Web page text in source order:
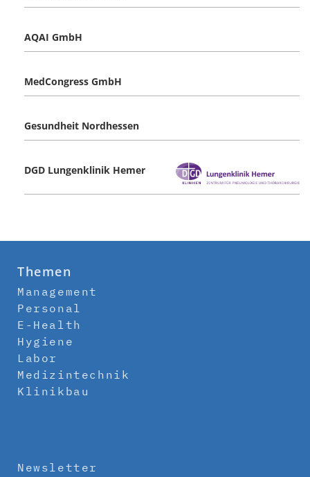
AQAI GmbH
MedCongress GmbH
Gesundheit Nordhessen
DGD Lungenklinik Hemer
Themen
Management
Personal
E-Health
Hygiene
Labor
Medizintechnik
Klinikbau
Newsletter